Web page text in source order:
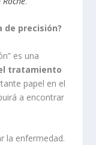
de precisión?
es una
tratamiento
papel en el
a encontrar
la enfermedad.